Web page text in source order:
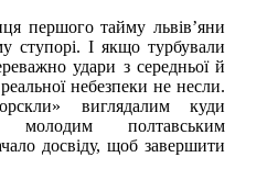
першого тайму львів’яни
ступорі. І якщо турбували
удари з середньої й
реальної небезпеки не несли.
виглядалим куди
молодим полтавським
досвіду, щоб завершити